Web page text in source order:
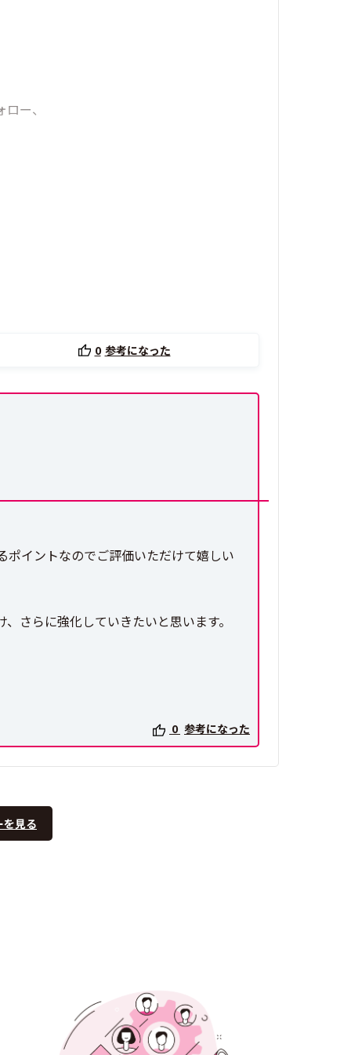
ー、
0 参考になった
イントなのでご評価いただけて嬉しい
さらに強化していきたいと思います。
0 参考になった
を見る